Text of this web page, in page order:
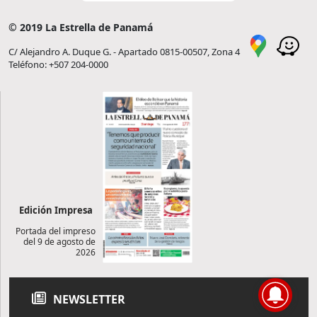
© 2019 La Estrella de Panamá
C/ Alejandro A. Duque G. - Apartado 0815-00507, Zona 4
Teléfono: +507 204-0000
Edición Impresa
Portada del impreso
del 9 de agosto de
2026
NEWSLETTER